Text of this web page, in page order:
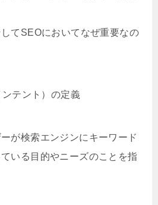
てSEOにおいてなぜ重要なの
テント）の定義
が検索エンジンにキーワード
いる目的やニーズのことを指